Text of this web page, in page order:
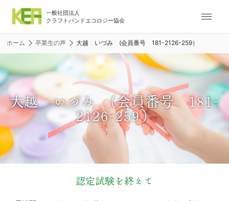
ナ
ー
シ
ョ
ン
メ
ニ
ー
ホーム 卒業生の声 大越 いづみ (会員番号 181-2126-259）
大越 いづみ (会員番号 181-
2126-259）
認定試験を終えて